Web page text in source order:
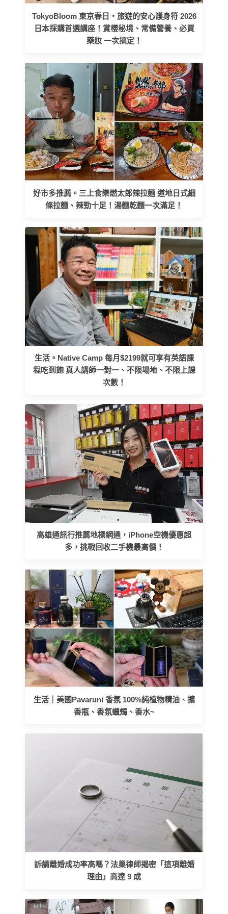
TokyoBloom 東京春日・旅遊的安心護身符 2026
日本採購首選講座！賞櫻秘境、常備營養、必買
藥妝 一次搞定！
好市多推薦。三上食樂燃太郎辣拉麵 道地日式細
條拉麵、辣勁十足！湯麵乾麵一次滿足！
生活。Native Camp 每月$2199就可享有英語課
程吃到飽 真人講師一對一、不限場地、不限上課
次數！
高雄通訊行推薦地標網通，iPhone空機優惠超
多，挑戰回收二手機最高價！
生活｜美國Pavaruni 香氛 100%純植物精油、擴
香瓶、香氛蠟燭、香水~
訴請離婚成功率高嗎？法巢律師揭密「這項離婚
理由」高達 9 成